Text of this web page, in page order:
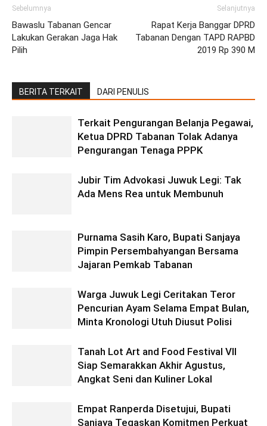
Sebelumnya
Bawaslu Tabanan Gencar
Lakukan Gerakan Jaga Hak
Pilih
Selanjutnya
Rapat Kerja Banggar DPRD
Tabanan Dengan TAPD RAPBD
2019 Rp 390 M
BERITA TERKAIT DARI PENULIS
Terkait Pengurangan Belanja Pegawai,
Ketua DPRD Tabanan Tolak Adanya
Pengurangan Tenaga PPPK
Jubir Tim Advokasi Juwuk Legi: Tak
Ada Mens Rea untuk Membunuh
Purnama Sasih Karo, Bupati Sanjaya
Pimpin Persembahyangan Bersama
Jajaran Pemkab Tabanan
Warga Juwuk Legi Ceritakan Teror
Pencurian Ayam Selama Empat Bulan,
Minta Kronologi Utuh Diusut Polisi
Tanah Lot Art and Food Festival VII
Siap Semarakkan Akhir Agustus,
Angkat Seni dan Kuliner Lokal
Empat Ranperda Disetujui, Bupati
Sanjaya Tegaskan Komitmen Perkuat